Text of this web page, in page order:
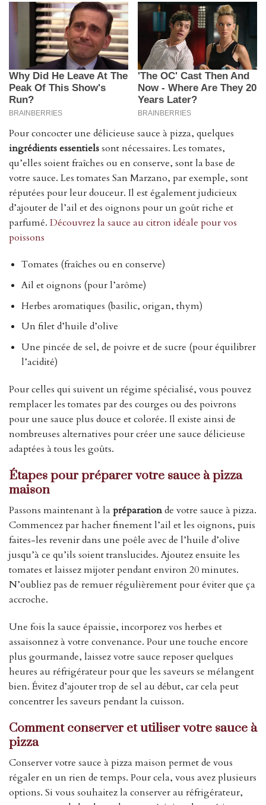
Pour concocter une délicieuse sauce à pizza, quelques
ingrédients essentielssont nécessaires. Les tomates,
qu’elles soient fraîches ou en conserve, sont la base de
votre sauce. Les tomates San Marzano, par exemple, sont
réputées pour leur douceur. Il est également judicieux
d’ajouter de l’ail et des oignons pour un goût riche et
parfumé. Découvrez la sauce au citron idéale pour vos
poissons
Tomates (fraîches ou en conserve)
Ail et oignons (pour l’arôme)
Herbes aromatiques (basilic, origan, thym)
Un filet d’huile d’olive
Une pincée de sel, de poivre et de sucre (pour équilibrer
l’acidité)
Pour celles qui suivent un régime spécialisé, vous pouvez
remplacer les tomates par des courges ou des poivrons
pour une sauce plus douce et colorée. Il existe ainsi de
nombreuses alternatives pour créer une sauce délicieuse
adaptées à tous les goûts.
Étapes pour préparer votre sauce à pizza
maison
Passons maintenant à la préparationde votre sauce à pizza.
Commencez par hacher finement l’ail et les oignons, puis
faites-les revenir dans une poêle avec de l’huile d’olive
jusqu’à ce qu’ils soient translucides. Ajoutez ensuite les
tomates et laissez mijoter pendant environ 20 minutes.
N’oubliez pas de remuer régulièrement pour éviter que ça
accroche.
Une fois la sauce épaissie, incorporez vos herbes et
assaisonnez à votre convenance. Pour une touche encore
plus gourmande, laissez votre sauce reposer quelques
heures au réfrigérateur pour que les saveurs se mélangent
bien. Évitez d’ajouter trop de sel au début, car cela peut
concentrer les saveurs pendant la cuisson.
Comment conserver et utiliser votre sauce à
pizza
Conserver votre sauce à pizza maison permet de vous
régaler en un rien de temps. Pour cela, vous avez plusieurs
options. Si vous souhaitez la conserver au réfrigérateur,